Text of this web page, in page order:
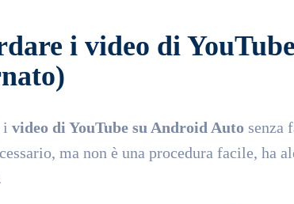
i video di
i video di YouTube su Android Auto senza
ma non è una procedura facile, ha